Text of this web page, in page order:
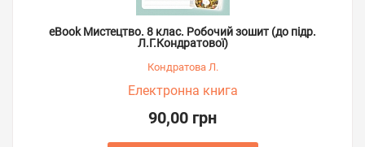
eBook Мистецтво. 8 клас. Робочий зошит (до підр.
Л.Г.Кондратової)
Кондратова Л.
Електронна книга
90,00 грн